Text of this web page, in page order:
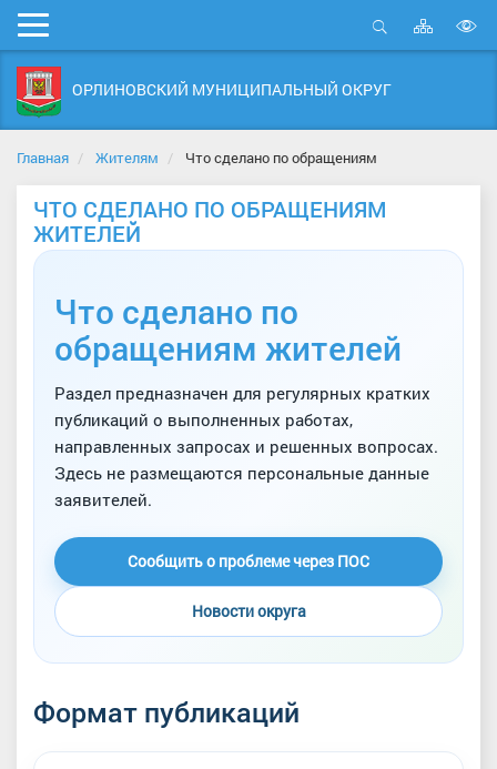
Мобильное
меню
Открыть
Карта
сайта
ОРЛИНОВСКИЙ МУНИЦИПАЛЬНЫЙ ОКРУГ
Главная Жителям Что сделано по обращениям
ЧТО СДЕЛАНО ПО ОБРАЩЕНИЯМ
ЖИТЕЛЕЙ
Что сделано по
обращениям жителей
Раздел предназначен для регулярных кратких
публикаций о выполненных работах,
направленных запросах и решенных вопросах.
Здесь не размещаются персональные данные
заявителей.
Сообщить о проблеме через ПОС
Новости округа
Формат публикаций